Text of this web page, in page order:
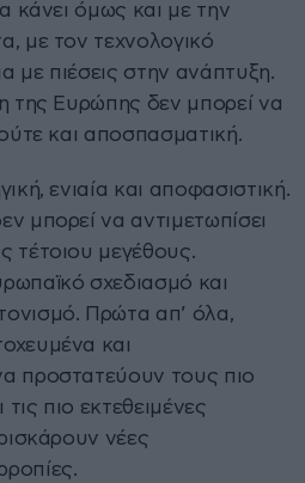
κάνει όμως και με την
με τον τεχνολογικό
με πιέσεις στην ανάπτυξη.
της Ευρώπης δεν μπορεί να
και αποσπασματική.
ενιαία και αποφασιστική.
μπορεί να αντιμετωπίσει
τέτοιου μεγέθους.
σχεδιασμό και
Πρώτα απ’ όλα,
και
προστατεύουν τους πιο
πιο εκτεθειμένες
νέες